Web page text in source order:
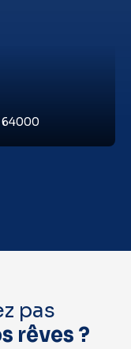
64000
pas
rêves ?